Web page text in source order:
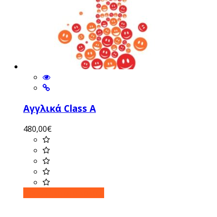
Αγγλικά Class A
480,00€